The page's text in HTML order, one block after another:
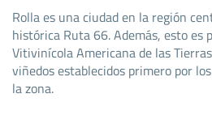
Rolla es una ciudad en la región
histórica Ruta 66. Además, esto es
Vitivinícola Americana de las
viñedos establecidos primero por
la zona.